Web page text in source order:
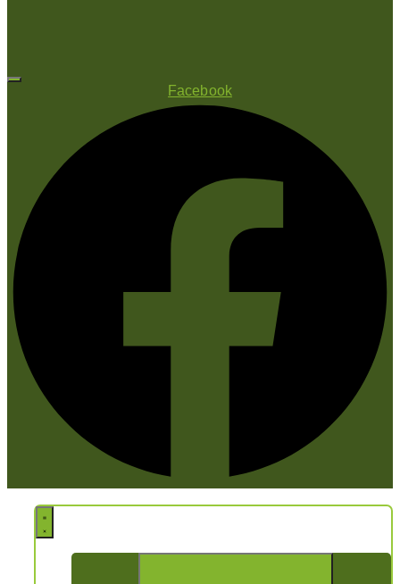
Facebook